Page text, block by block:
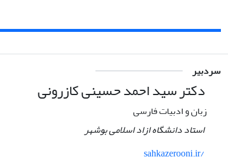
سردبیر
دکتر سید احمد حسینی کازرونی
زبان و ادبیات فارسی
استاد دانشگاه ازاد اسلامی بوشهر
sahkazerooni.ir/